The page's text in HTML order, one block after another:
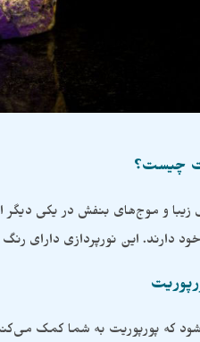
چیست؟
زیبا و موج‌های بنفش در یکی
خود دارند. این نورپردازی
که پورپوریت به شما کمک می‌کند